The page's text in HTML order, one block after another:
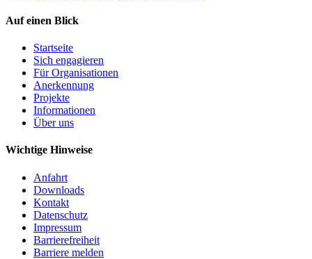
Auf einen Blick
Startseite
Sich engagieren
Für Organisationen
Anerkennung
Projekte
Informationen
Über uns
Wichtige Hinweise
Anfahrt
Downloads
Kontakt
Datenschutz
Impressum
Barrierefreiheit
Barriere melden